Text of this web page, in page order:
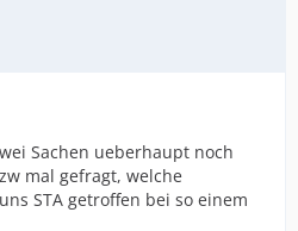
Sachen ueberhaupt noch
mal gefragt, welche
STA getroffen bei so einem